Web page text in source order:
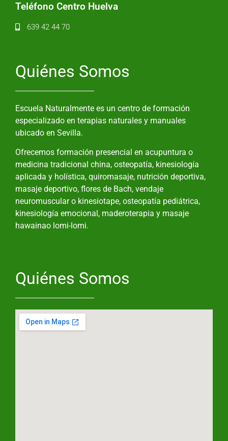
Teléfono Centro Huelva
639 42 44 70
Quiénes Somos
Escuela Naturalmente es un centro de formación
especializado en terapias naturales y manuales
ubicado en Sevilla.
Ofrecemos formación presencial en acupuntura o
medicina tradicional china, osteopatía, kinesiología
aplicada y holística, quiromasaje, nutrición deportiva,
masaje deportivo, flores de Bach, vendaje
neuromuscular o kinesiotape, osteopatía pediátrica,
kinesiología emocional, maderoterapia y masaje
hawainao lomi-lomi.
Quiénes Somos